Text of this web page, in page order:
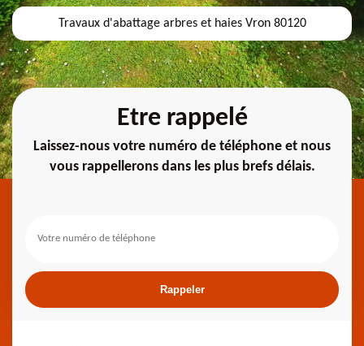
Travaux d'abattage arbres et haies Vron 80120
Etre rappelé
Laissez-nous votre numéro de téléphone et nous
vous rappellerons dans les plus brefs délais.